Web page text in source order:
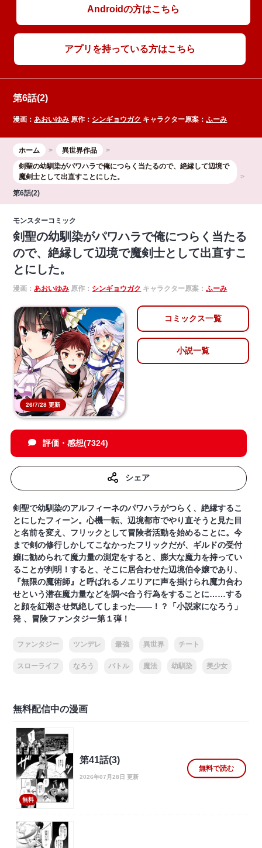
Androidの方はこちら
アプリを持っている方はこちら
第6話(2)
漫画：あおいゆみ 原作： シンギョウガク キャラクター原案：ふーみ
ホーム
異世界作品
剣聖の幼馴染がパワハラで俺につらく当たるので、絶縁して辺境で
魔剣士として出直すことにした。
第6話(2)
モンスターコミック
剣聖の幼馴染がパワハラで俺につらく当たる
ので、絶縁して辺境で魔剣士として出直すこ
とにした。
漫画：あおいゆみ 原作： シンギョウガク キャラクター原案：ふーみ
26/7/28 更新
コミックス一覧
小説一覧
評価・感想(7324)
シェア
剣聖で幼馴染のアルフィーネのパワハラがつらく、絶縁するこ
とにしたフィーン。心機一転、辺境都市でやり直そうと見た目
と名前を変え、フリックとして冒険者活動を始めることに。今
まで剣の修行しかしてこなかったフリックだが、ギルドの受付
嬢に勧められて魔力量の測定をすると、膨大な魔力を持ってい
ることが判明！すると、そこに居合わせた辺境伯令嬢であり、
『無限の魔術師』と呼ばれるノエリアに声を掛けられ魔力合わ
せという潜在魔力量などを調べ合う行為をすることに……する
と顔を紅潮させ気絶してしまった――！？「小説家になろう」
発 、冒険ファンタジー第１弾！
ファンタジー ツンデレ 最強 異世界 チート
スローライフ なろう バトル 魔法 幼馴染 美少女
無料配信中の漫画
無料
第41話(3)
2026年07月28日 更新
無料で読む